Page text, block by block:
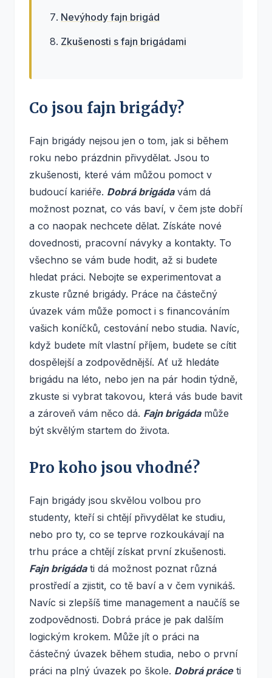
Nevýhody fajn brigád
Zkušenosti s fajn brigádami
Co jsou fajn brigády?
Fajn brigády nejsou jen o tom, jak si během
roku nebo prázdnin přivydělat. Jsou to
zkušenosti, které vám můžou pomoct v
budoucí kariéře. Dobrá brigádavám dá
možnost poznat, co vás baví, v čem jste dobří
a co naopak nechcete dělat. Získáte nové
dovednosti, pracovní návyky a kontakty. To
všechno se vám bude hodit, až si budete
hledat práci. Nebojte se experimentovat a
zkuste různé brigády. Práce na částečný
úvazek vám může pomoct i s financováním
vašich koníčků, cestování nebo studia. Navíc,
když budete mít vlastní příjem, budete se cítit
dospělejší a zodpovědnější. Ať už hledáte
brigádu na léto, nebo jen na pár hodin týdně,
zkuste si vybrat takovou, která vás bude bavit
a zároveň vám něco dá. Fajn brigádamůže
být skvělým startem do života.
Pro koho jsou vhodné?
Fajn brigády jsou skvělou volbou pro
studenty, kteří si chtějí přivydělat ke studiu,
nebo pro ty, co se teprve rozkoukávají na
trhu práce a chtějí získat první zkušenosti.
Fajn brigádati dá možnost poznat různá
prostředí a zjistit, co tě baví a v čem vynikáš.
Navíc si zlepšíš time management a naučíš se
zodpovědnosti. Dobrá práce je pak dalším
logickým krokem. Může jít o práci na
částečný úvazek během studia, nebo o první
práci na plný úvazek po škole. Dobrá práceti